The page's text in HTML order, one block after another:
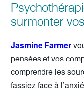
surmonter
Jasmine Farmer
pensées et vos
comprendre les
fassiez face à